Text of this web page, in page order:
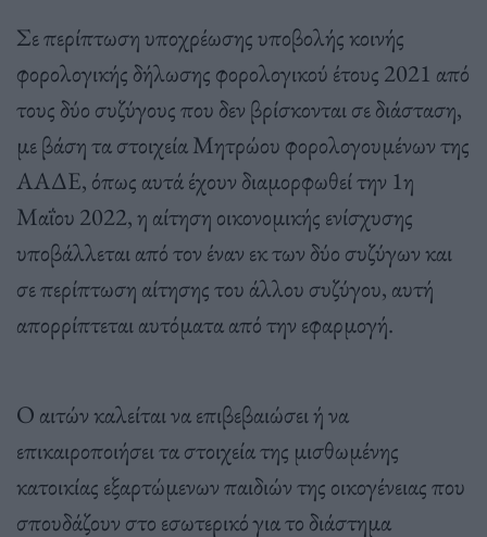
Σε περίπτωση υποχρέωσης υποβολής κοινής
φορολογικής δήλωσης φορολογικού έτους 2021 από
τους δύο συζύγους που δεν βρίσκονται σε διάσταση,
με βάση τα στοιχεία Μητρώου φορολογουμένων της
ΑΑΔΕ, όπως αυτά έχουν διαμορφωθεί την 1η
Μαΐου 2022, η αίτηση οικονομικής ενίσχυσης
υποβάλλεται από τον έναν εκ των δύο συζύγων και
σε περίπτωση αίτησης του άλλου συζύγου, αυτή
απορρίπτεται αυτόματα από την εφαρμογή.
Ο αιτών καλείται να επιβεβαιώσει ή να
επικαιροποιήσει τα στοιχεία της μισθωμένης
κατοικίας εξαρτώμενων παιδιών της οικογένειας που
σπουδάζουν στο εσωτερικό για το διάστημα